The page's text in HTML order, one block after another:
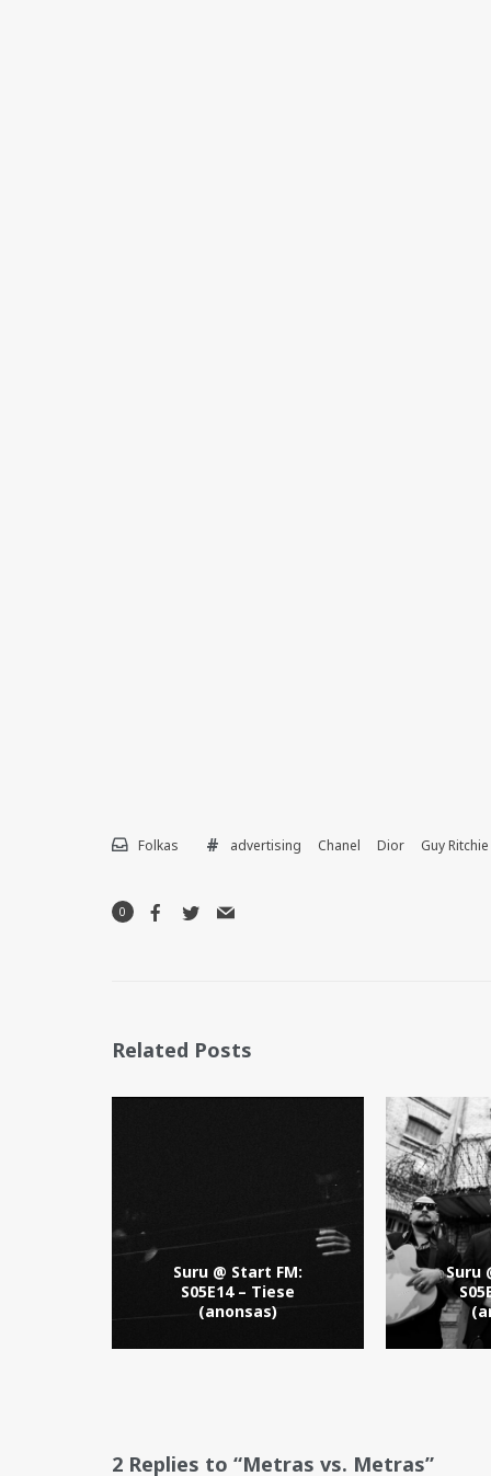
Folkas advertising Chanel Dior Guy Ritchie
0
Related Posts
Suru @ Start FM:
S05E14 – Tiese
(anonsas)
Suru
2 Replies to “Metras vs. Metras”